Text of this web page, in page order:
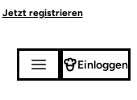
Jetzt registrieren
Einloggen